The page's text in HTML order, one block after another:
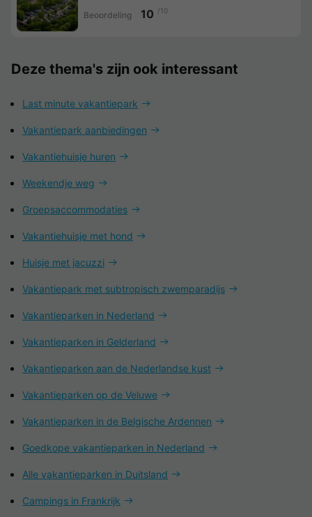
Beoordeling 10 /10
Deze thema's zijn ook interessant
Last minute vakantiepark
Vakantiepark aanbiedingen
Vakantiehuisje huren
Weekendje weg
Groepsaccommodaties
Vakantiehuisje met hond
Huisje met jacuzzi
Vakantiepark met subtropisch zwemparadijs
Vakantieparken in Nederland
Vakantieparken in Gelderland
Vakantieparken aan de Nederlandse kust
Vakantieparken op de Veluwe
Vakantieparken in de Belgische Ardennen
Goedkope vakantieparken in Nederland
Alle vakantieparken in Duitsland
Campings in Frankrijk